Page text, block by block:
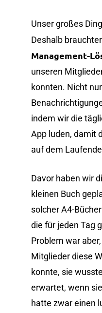
Unser großes
Deshalb
Management-
unseren
konnten. Nicht
indem wir die
App luden, damit
auf dem
Davor haben wir
kleinen Buch
solcher A4-
die für jeden Tag
Problem war
Mitglieder diese
konnte, sie
erwartet, wenn
hatte zwar einen